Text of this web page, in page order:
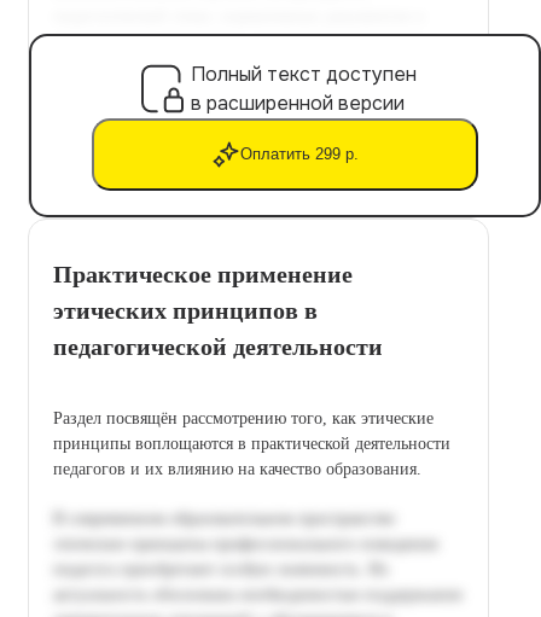
Полный текст доступен
в расширенной версии
Оплатить 299 р.
Практическое применение
этических принципов в
педагогической деятельности
Раздел посвящён рассмотрению того, как этические
принципы воплощаются в практической деятельности
педагогов и их влиянию на качество образования.